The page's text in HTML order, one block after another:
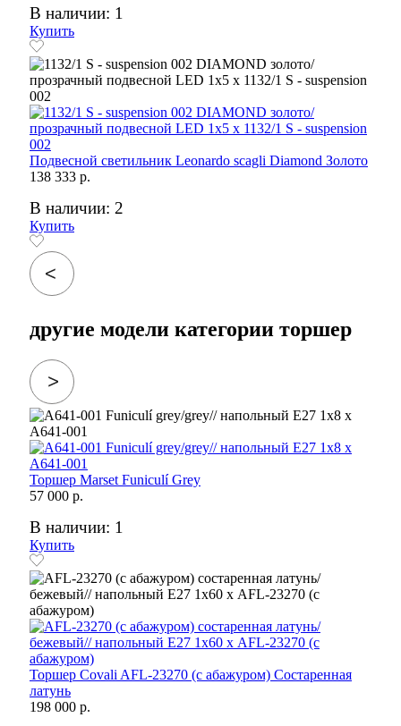
В наличии: 1
Купить
Подвесной светильник Leonardo scagli Diamond Золото
138 333 р.
В наличии: 2
Купить
другие модели категории торшер
Торшер Marset Funiculí Grey
57 000 р.
В наличии: 1
Купить
Торшер Covali AFL-23270 (с абажуром) Состаренная
латунь
198 000 р.